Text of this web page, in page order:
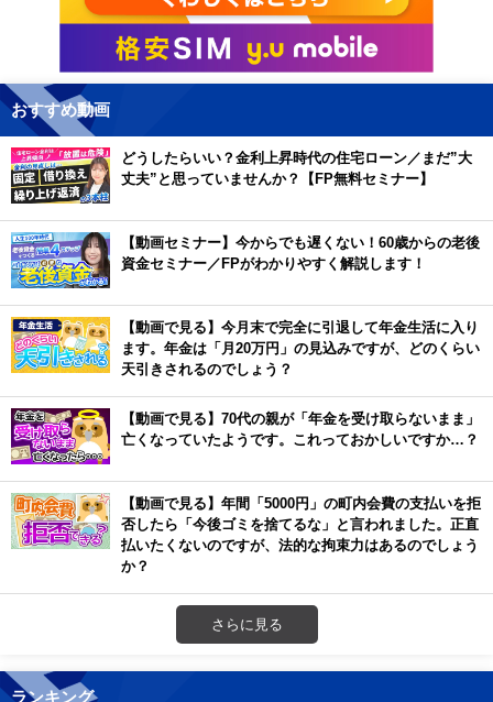
おすすめ動画
どうしたらいい？金利上昇時代の住宅ローン／まだ”大
丈夫”と思っていませんか？【FP無料セミナー】
【動画セミナー】今からでも遅くない！60歳からの老後
資金セミナー／FPがわかりやすく解説します！
【動画で見る】今月末で完全に引退して年金生活に入り
ます。年金は「月20万円」の見込みですが、どのくらい
天引きされるのでしょう？
【動画で見る】70代の親が「年金を受け取らないまま」
亡くなっていたようです。これっておかしいですか…？
【動画で見る】年間「5000円」の町内会費の支払いを拒
否したら「今後ゴミを捨てるな」と言われました。正直
払いたくないのですが、法的な拘束力はあるのでしょう
か？
さらに見る
ランキング